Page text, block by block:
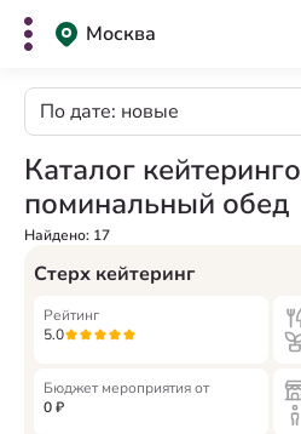
Москва
По дате: новые
Каталог
поминальный обед
Найдено: 17
Стерх кейтеринг
Рейтинг
5.0
Бюджет мероприятия от
0₽